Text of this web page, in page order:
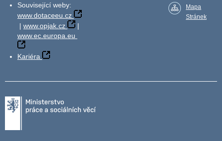
Související weby:
www.dotaceeu.cz
| www.opjak.cz
|
www.ec.europa.eu
Kariéra
Mapa
Stránek